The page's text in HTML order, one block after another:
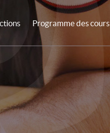
Programme des cours